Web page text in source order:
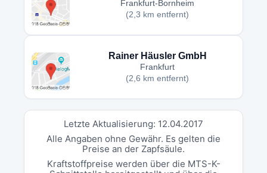
Frankfurt-Bornheim
(2,3 km entfernt)
Rainer Häusler GmbH
Frankfurt
(2,6 km entfernt)
Letzte Aktualisierung: 12.04.2017
Alle Angaben ohne Gewähr. Es gelten die
Preise an der Zapfsäule.
Kraftstoffpreise werden über die MTS-K-